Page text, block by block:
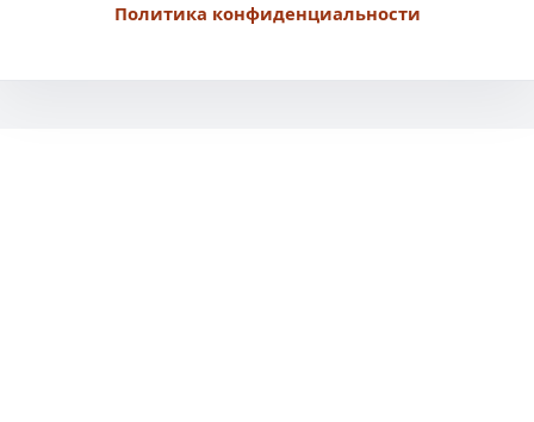
Политика конфиденциальности